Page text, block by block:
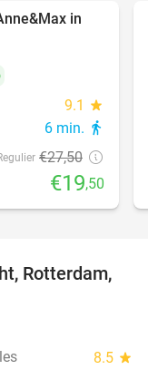
29%
in
9.1 star
6 min. directions_walk
€27,50
€19,50
19%
Rotterdam,
8.5 star